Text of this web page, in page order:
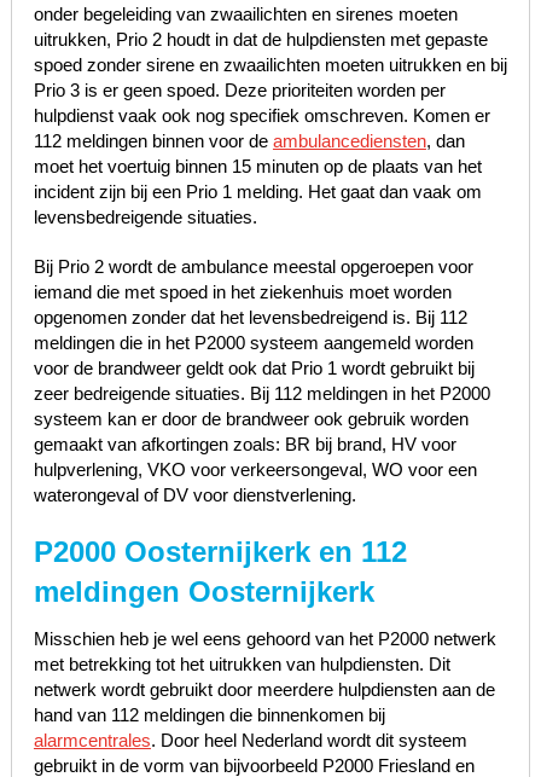
onder begeleiding van zwaailichten en sirenes moeten
uitrukken, Prio 2 houdt in dat de hulpdiensten met gepaste
spoed zonder sirene en zwaailichten moeten uitrukken en bij
Prio 3 is er geen spoed. Deze prioriteiten worden per
hulpdienst vaak ook nog specifiek omschreven. Komen er
112 meldingen binnen voor de ambulancediensten, dan
moet het voertuig binnen 15 minuten op de plaats van het
incident zijn bij een Prio 1 melding. Het gaat dan vaak om
levensbedreigende situaties.
Bij Prio 2 wordt de ambulance meestal opgeroepen voor
iemand die met spoed in het ziekenhuis moet worden
opgenomen zonder dat het levensbedreigend is. Bij 112
meldingen die in het P2000 systeem aangemeld worden
voor de brandweer geldt ook dat Prio 1 wordt gebruikt bij
zeer bedreigende situaties. Bij 112 meldingen in het P2000
systeem kan er door de brandweer ook gebruik worden
gemaakt van afkortingen zoals: BR bij brand, HV voor
hulpverlening, VKO voor verkeersongeval, WO voor een
waterongeval of DV voor dienstverlening.
P2000 Oosternijkerk en 112
meldingen Oosternijkerk
Misschien heb je wel eens gehoord van het P2000 netwerk
met betrekking tot het uitrukken van hulpdiensten. Dit
netwerk wordt gebruikt door meerdere hulpdiensten aan de
hand van 112 meldingen die binnenkomen bij
alarmcentrales. Door heel Nederland wordt dit systeem
gebruikt in de vorm van bijvoorbeeld P2000 Friesland en